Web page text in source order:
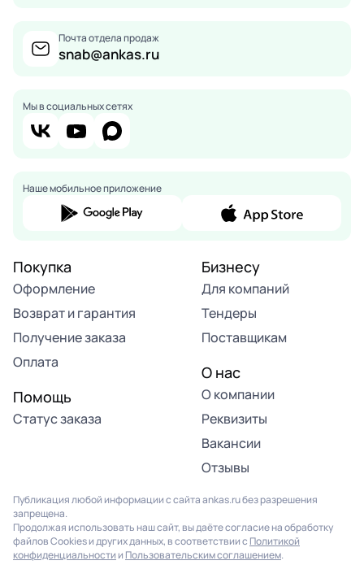
Почта отдела продаж
snab@ankas.ru
Мы в социальных сетях
Наше мобильное приложение
Покупка
Оформление
Возврат и гарантия
Получение заказа
Оплата
Помощь
Статус заказа
Бизнесу
Для компаний
Тендеры
Поставщикам
О нас
О компании
Реквизиты
Вакансии
Отзывы
Публикация любой информации с сайта ankas.ru без разрешения
запрещена.
Продолжая использовать наш сайт, вы даёте согласие на обработку
файлов Cookies и других данных, в соответствии с Политикой
конфиденциальности и Пользовательским соглашением.